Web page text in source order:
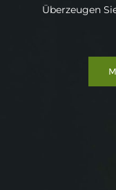
Überzeugen